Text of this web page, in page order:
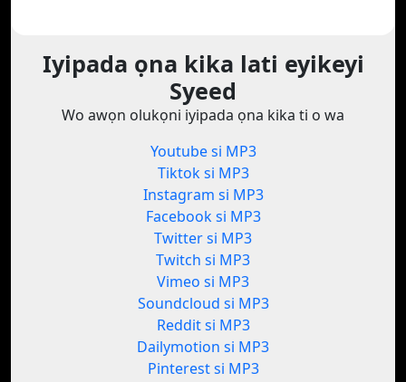
Iyipada ọna kika lati eyikeyi
Syeed
Wo awọn olukọni iyipada ọna kika ti o wa
Youtube si MP3
Tiktok si MP3
Instagram si MP3
Facebook si MP3
Twitter si MP3
Twitch si MP3
Vimeo si MP3
Soundcloud si MP3
Reddit si MP3
Dailymotion si MP3
Pinterest si MP3